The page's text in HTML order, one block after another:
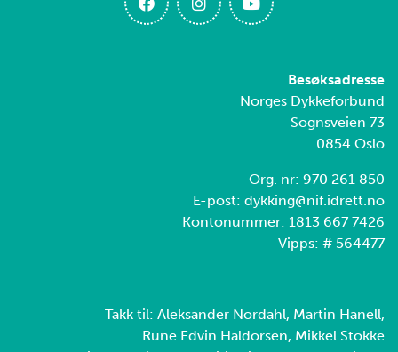
Besøksadresse
Norges Dykkeforbund
Sognsveien 73
0854 Oslo
Org. nr: 970 261 850
E-post: dykking@nif.idrett.no
Kontonummer: 1813 667 7426
Vipps: # 564477
Takk til: Aleksander Nordahl, Martin Hanell,
Rune Edvin Haldorsen, Mikkel Stokke